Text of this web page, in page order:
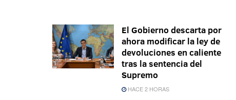
El Gobierno descarta por
ahora modificar la ley de
devoluciones en caliente
tras la sentencia del
Supremo
HACE 2 HORAS